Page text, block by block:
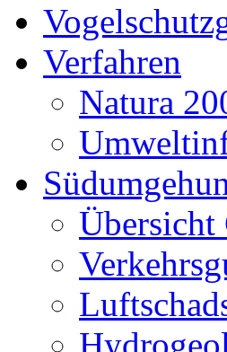
Verfahren
Natura
Übersicht